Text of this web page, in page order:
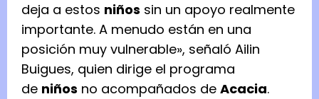
deja a estos niños sin un apoyo realmente
importante. A menudo están en una
posición muy vulnerable», señaló Ailin
Buigues, quien dirige el programa
de niños no acompañados de Acacia.